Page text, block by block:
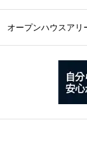
オープンハウスアリ